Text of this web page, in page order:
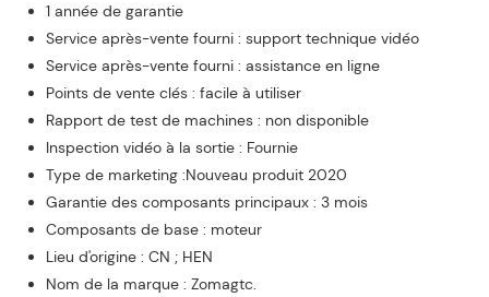
1 année de garantie
Service après-vente fourni : support technique vidéo
Service après-vente fourni : assistance en ligne
Points de vente clés : facile à utiliser
Rapport de test de machines : non disponible
Inspection vidéo à la sortie : Fournie
Type de marketing :Nouveau produit 2020
Garantie des composants principaux : 3 mois
Composants de base : moteur
Lieu d'origine : CN ; HEN
Nom de la marque : Zomagtc.